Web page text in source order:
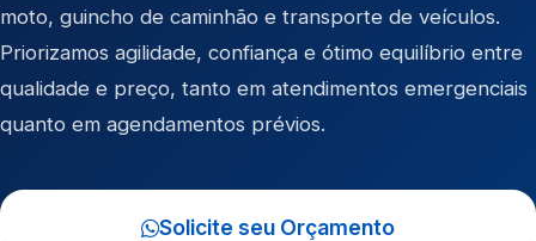
moto, guincho de caminhão e transporte de veículos.
Priorizamos agilidade, confiança e ótimo equilíbrio entre
qualidade e preço, tanto em atendimentos emergenciais
quanto em agendamentos prévios.
Solicite seu Orçamento